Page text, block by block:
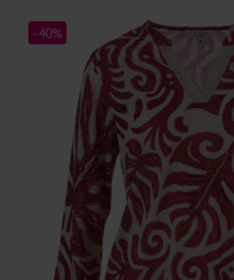
-40%